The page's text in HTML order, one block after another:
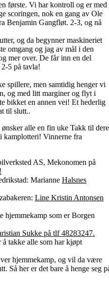
første. Vi har kontroll og er med
scoringen, nok en gang av Ole
Benjamin Gangfløt. 2-3, og nå
og da begynner maskineriet
omgang og jag av mål i den
mer over. De får inn en del
5 på tavla!
spillere, men samtidig henger vi
og med litt marginer og flyt i
bikket en annen vei! Et hederlig
til slutt..
alle en fin uke Takk til dere
kamplotteri! Vinnerne fra
AS, Mekonomen på
Marianne Halsnes
Line Kristin Antonsen
hjemmekamp som er Borgen
Sukke på tlf 48283247.
takke alle som har kjøpt
hjemmekamp, og vil da være
Så her er det bare å henge seg